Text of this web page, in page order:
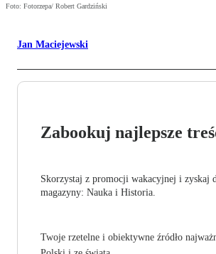
Foto: Fotorzepa/ Robert Gardziński
Jan Maciejewski
Zabookuj najlepsze
Skorzystaj z promocji wakacyjnej i zyskaj
magazyny: Nauka i Historia.
Twoje rzetelne i obiektywne źródło